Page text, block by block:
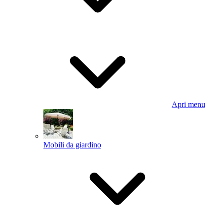
Apri menu
Mobili da giardino